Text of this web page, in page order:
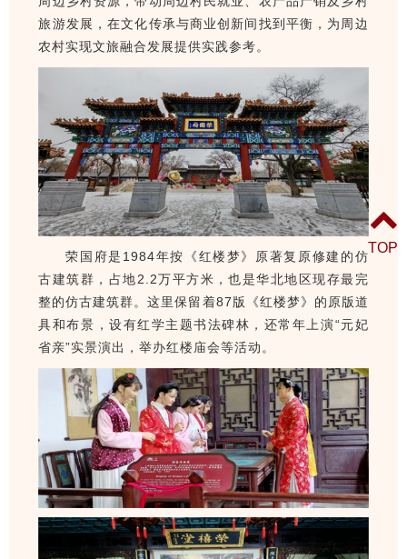
旅游发展，在文化传承与商业创新间找到平衡，为周边
农村实现文旅融合发展提供实践参考。
荣国府是1984年按《红楼梦》原著复原修建的仿
古建筑群，占地2.2万平方米，也是华北地区现存最完
整的仿古建筑群。这里保留着87版《红楼梦》的原版道
具和布景，设有红学主题书法碑林，还常年上演“元妃
省亲”实景演出，举办红楼庙会等活动。
TOP